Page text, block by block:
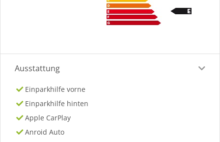
Ausstattung
Einparkhilfe vorne
Einparkhilfe hinten
Apple CarPlay
Anroid Auto